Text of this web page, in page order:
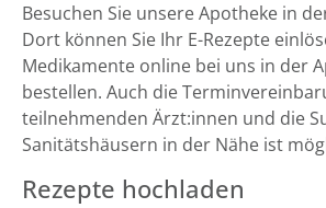
Besuchen Sie unsere Apotheke in
Dort können Sie Ihr E-Rezepte
Medikamente online bei uns in der
bestellen. Auch die
teilnehmenden Ärzt:innen und die
Sanitätshäusern in der Nähe ist
Rezepte hochladen